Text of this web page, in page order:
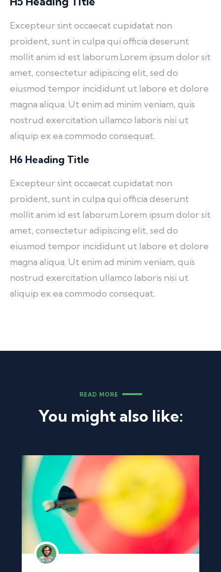
Excepteur sint occaecat cupidatat non
proident, sunt in culpa qui officia deserunt
mollit anim id est laborum.Lorem ipsum dolor sit
amet, consectetur adipiscing elit, sed do
eiusmod tempor incididunt ut labore et dolore
magna aliqua. Ut enim ad minim veniam, quis
nostrud exercitation ullamco laboris nisi ut
aliquip ex ea commodo consequat.
H6 Heading Title
Excepteur sint occaecat cupidatat non
proident, sunt in culpa qui officia deserunt
mollit anim id est laborum.Lorem ipsum dolor sit
amet, consectetur adipiscing elit, sed do
eiusmod tempor incididunt ut labore et dolore
magna aliqua. Ut enim ad minim veniam, quis
nostrud exercitation ullamco laboris nisi ut
aliquip ex ea commodo consequat.
READ MORE
You might also like: